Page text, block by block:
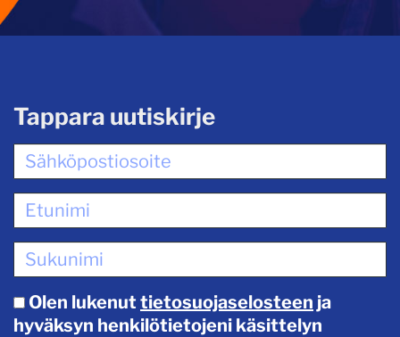
Tappara uutiskirje
Olen lukenut tietosuojaselosteen ja
hyväksyn henkilötietojeni käsittelyn